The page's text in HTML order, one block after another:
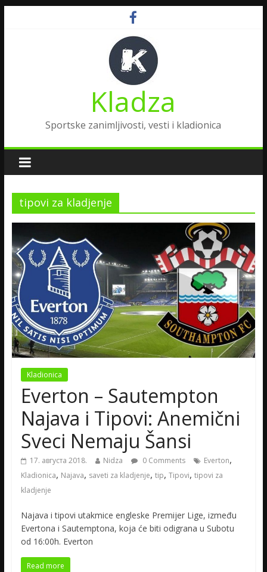
Kladza
Sportske zanimljivosti, vesti i kladionica
tipovi za kladjenje
Kladionica
Everton – Sautempton
Najava i Tipovi: Anemični
Sveci Nemaju Šansi
17. августа 2018. Nidza 0 Comments Everton,
Kladionica, Najava, saveti za kladjenje, tip, Tipovi, tipovi za
kladjenje
Najava i tipovi utakmice engleske Premijer Lige, između
Evertona i Sautemptona, koja će biti odigrana u Subotu
od 16:00h. Everton
Read more